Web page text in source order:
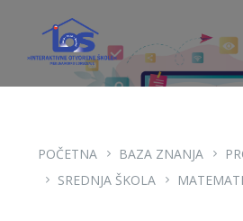
sadržaj
glavnu
navigaciju.
POČETNA BAZA ZNANJA
SREDNJA ŠKOLA